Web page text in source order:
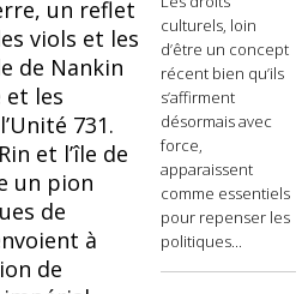
un reflet
viols et les
de Nankin
et les
731.
et l’île de
un pion
de
à
de
culturels, loin
d’être un concept
récent bien qu’ils
s’affirment
désormais avec
force,
apparaissent
comme essentiels
pour repenser les
politiques...